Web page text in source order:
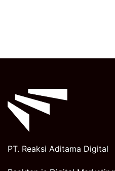
PT. Reaksi Aditama Digital